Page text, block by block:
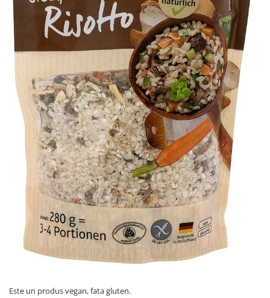
Ceai vrac
Ceaiuri diverse si accesorii
Bauturi
Apa
Sucuri
Vinuri, bere si alte bauturi
Siropuri naturale
Energizante
Carbogazoase
Siropuri Bio
Cacao si inlocuitori
Seminte bio pentru germinat
Seminte din plante oleaginoase
Superalimente bio
Fructe si legume Bio
Alimente de baza
dejun
Este un produs vegan, fata gluten.